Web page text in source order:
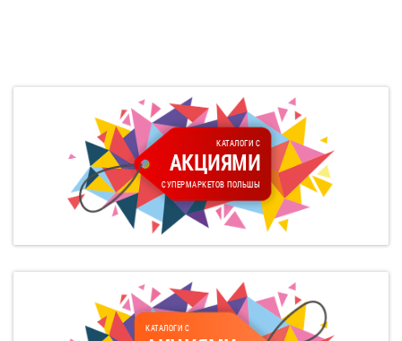
КАТАЛОГИ С
АКЦИЯМИ
СУПЕРМАРКЕТОВ ПОЛЬШЫ
КАТАЛОГИ С